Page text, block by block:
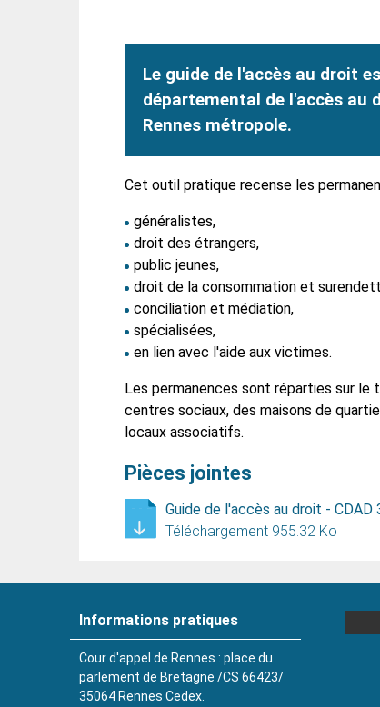
Le guide de l'accès au droit
départemental de l'accès au
Rennes métropole.
Cet outil pratique recense les
généralistes,
droit des étrangers,
public jeunes,
droit de la consommation et
conciliation et médiation,
spécialisées,
en lien avec l'aide aux victimes.
Les permanences sont réparties sur le
centres sociaux, des maisons de
locaux associatifs.
Pièces jointes
Guide de l'accès au droit - CDAD
Téléchargement 955.32 Ko
Informations pratiques
Cour d'appel de Rennes : place du
parlement de Bretagne /CS 66423/
35064 Rennes Cedex.